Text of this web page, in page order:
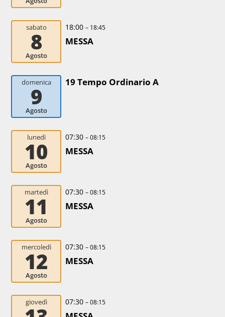
sabato
8
Agosto
18:00 – 18:45
MESSA
domenica
9
Agosto
19 Tempo Ordinario A
lunedì
10
Agosto
07:30 – 08:15
MESSA
martedì
11
Agosto
07:30 – 08:15
MESSA
mercoledì
12
Agosto
07:30 – 08:15
MESSA
giovedì 07:30 – 08:15